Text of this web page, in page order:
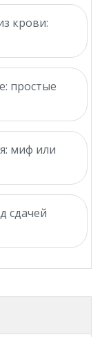
крови:
простые
миф или
сдачей